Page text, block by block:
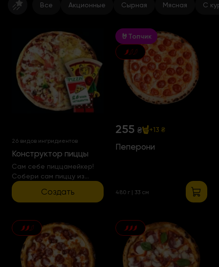
Все Акционные Сырная Мясная С
26 видов ингридиентов
Конструктор пиццы
Сам себе пиццамейкер!
Собери сам пиццу из
любого количества
ингридиентов
Создать
🤘Топчик
255 ₴ +13 ₴
Пеперони
480 г | 33 см